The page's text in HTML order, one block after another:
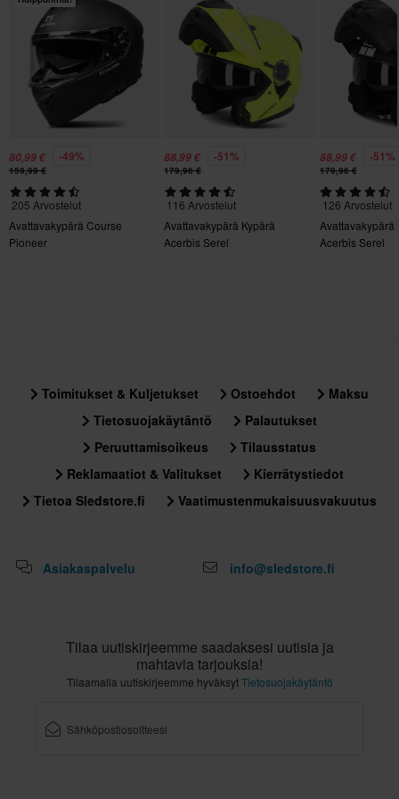
Huom: Kypärät, jotka esitetään tummennetuilla visiireillä,
toimitetaan aina kirkkaalla visiirillä, ellei toisin nimenomaisesti
mainita.
Ei mitään
Kypärän ominaisuudet
Sisäinen aurinkovisiiri, Pikakiinnitys, Irrotettava vuori,
Kypäräpuhelinvalmius, Pinlock-valmius
Aurinkovisiiri
Kyllä
Merkki
Paketin mitat
305 x 410 x 290 mm
XL
310 x 410 x 295 mm
L
305 x 410 x 295 mm
Sertifiointistandardi
80,99 € -49%
159,99 €
205 Arvostelut
Avattavakypärä Course
Pioneer
88,99 € -51%
179,96 €
116 Arvostelut
Avattavakypärä Kypärä
Acerbis Serel
88,99 € -51%
179,96 €
126 Arvostelut
Avattavakypärä
Acerbis Serel
Toimitukset & Kuljetukset Ostoehdot
Maksu
Tietosuojakäytäntö
Palautukset
Peruuttamisoikeus
Tilausstatus
Reklamaatiot & Valitukset
Kierrätystiedot
Tietoa Sledstore.fi
Vaatimustenmukaisuusvakuutus
Asiakaspalvelu info@sledstore.fi
Tilaa uutiskirjeemme saadaksesi uutisia ja
mahtavia tarjouksia!
Tilaamalla uutiskirjeemme hyväksytTietosuojakäytäntö